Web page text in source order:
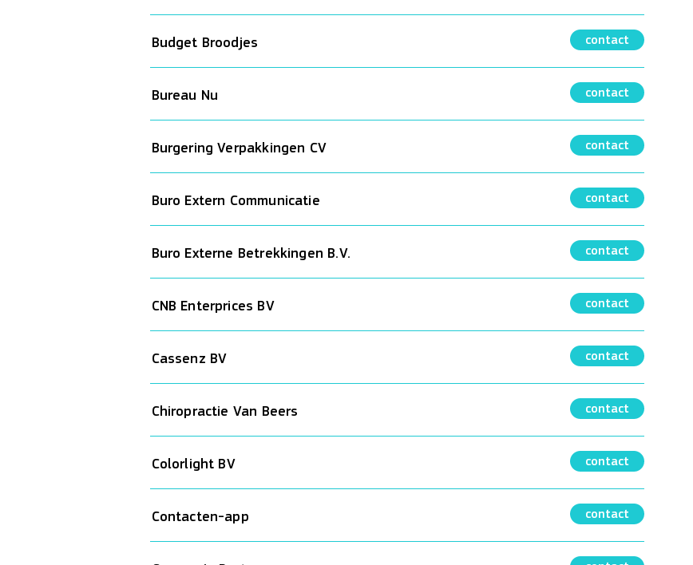
Budget Broodjes contact
Bureau Nu contact
Burgering Verpakkingen CV contact
Buro Extern Communicatie contact
Buro Externe Betrekkingen B.V. contact
CNB Enterprices BV contact
Cassenz BV contact
Chiropractie Van Beers contact
Colorlight BV contact
Contacten-app contact